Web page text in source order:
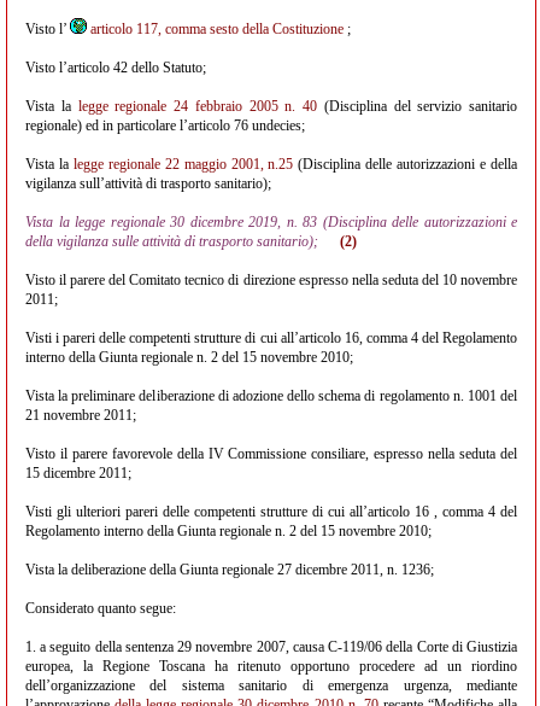
Visto l’ articolo 117, comma sesto della Costituzione ;
Visto l’articolo 42 dello Statuto;
Vista la legge regionale 24 febbraio 2005 n. 40 (Disciplina del servizio sanitario
regionale) ed in particolare l’articolo 76 undecies;
Vista la legge regionale 22 maggio 2001, n.25 (Disciplina delle autorizzazioni e della
vigilanza sull’attività di trasporto sanitario);
Vista la legge regionale 30 dicembre 2019, n. 83 (Disciplina delle autorizzazioni e
della vigilanza sulle attività di trasporto sanitario);
(2)
Visto il parere del Comitato tecnico di direzione espresso nella seduta del 10 novembre
2011;
Visti i pareri delle competenti strutture di cui all’articolo 16, comma 4 del Regolamento
interno della Giunta regionale n. 2 del 15 novembre 2010;
Vista la preliminare deliberazione di adozione dello schema di regolamento n. 1001 del
21 novembre 2011;
Visto il parere favorevole della IV Commissione consiliare, espresso nella seduta del
15 dicembre 2011;
Visti gli ulteriori pareri delle competenti strutture di cui all’articolo 16 , comma 4 del
Regolamento interno della Giunta regionale n. 2 del 15 novembre 2010;
Vista la deliberazione della Giunta regionale 27 dicembre 2011, n. 1236;
Considerato quanto segue:
1. a seguito della sentenza 29 novembre 2007, causa C-119/06 della Corte di Giustizia
europea, la Regione Toscana ha ritenuto opportuno procedere ad un riordino
dell’organizzazione del sistema sanitario di emergenza urgenza, mediante